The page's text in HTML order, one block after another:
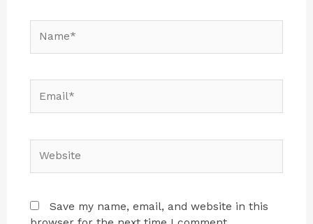
Save my name, email, and website in this